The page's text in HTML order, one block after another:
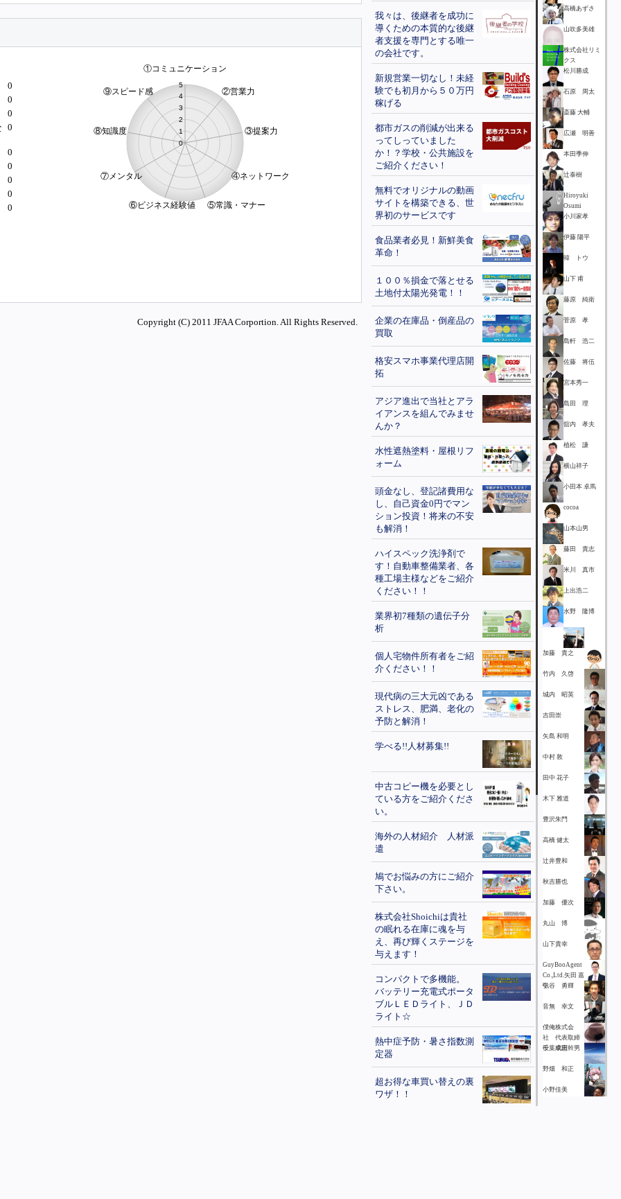
0
0
0
0
0
0
0
0
0
Copyright (C) 2011 JFAA Corportion. All Rights Reserved.
我々は、後継者を成功に
導くための本質的な後継
者支援を専門とする唯一
の会社です。
新規営業一切なし！未経
験でも初月から５０万円
稼げる
都市ガスの削減が出来る
ってしっていました
か！？学校・公共施設を
ご紹介ください！
無料でオリジナルの動画
サイトを構築できる、世
界初のサービスです
食品業者必見！新鮮美食
革命！
１００％損金で落とせる
土地付太陽光発電！！
企業の在庫品・倒産品の
買取
格安スマホ事業代理店開
拓
アジア進出で当社とアラ
イアンスを組んでみませ
んか？
水性遮熱塗料・屋根リフ
ォーム
頭金なし、登記諸費用な
し、自己資金0円でマン
ション投資！将来の不安
も解消！
ハイスペック洗浄剤で
す！自動車整備業者、各
種工場主様などをご紹介
ください！！
業界初7種類の遺伝子分
析
個人宅物件所有者をご紹
介ください！！
現代病の三大元凶である
ストレス、肥満、老化の
予防と解消！
学べる!!人材募集!!
中古コピー機を必要とし
ている方をご紹介くださ
い。
海外の人材紹介 人材派
遣
鳩でお悩みの方にご紹介
下さい。
株式会社Shoichiは貴社
の眠れる在庫に魂を与
え、再び輝くステージを
与えます！
コンパクトで多機能。
バッテリー充電式ポータ
ブルＬＥＤライト、ＪＤ
ライト☆
熱中症予防・暑さ指数測
定器
超お得な車買い替えの裏
ワザ！！
高橋あずさ
山吹多美雄
株式会社リミ
クス
松川勝成
石原 周太
斎藤 大輔
広瀬 明善
本田季伸
辻泰樹
Hiroyuki
Osumi
小川家孝
伊藤 陽平
韓 トウ
山下 甫
藤原 純衛
菅原 孝
島軒 浩二
佐藤 将伍
宮本秀一
島田 理
舘内 孝夫
植松 謙
横山祥子
小田本 卓馬
cocoa
山本山男
藤田 貴志
米川 真市
上出浩二
水野 隆博
加藤 貴之
竹内 久啓
城内 昭英
吉田崇
矢島 和明
中村 敦
田中 花子
木下 雅道
豊沢朱門
高橋 健太
辻井豊和
秋吉勝也
加藤 優次
丸山 博
山下貴幸
GuyBooAgent
Co.,Ltd.矢田 嘉
弘
中谷 勇輝
音無 幸文
僕俺株式会
社 代表取締
役 成田幹男
千葉幸恵
野畑 和正
小野佳美